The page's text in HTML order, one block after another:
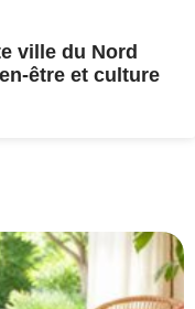
ville du Nord
être et culture